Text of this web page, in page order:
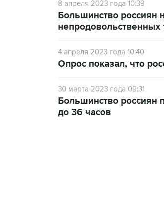
8 апреля 2023 года 10:39
Большинство россиян
непродовольственных
4 апреля 2023 года 10:40
Опрос показал, что
30 марта 2023 года 09:31
Большинство россиян
до 36 часов